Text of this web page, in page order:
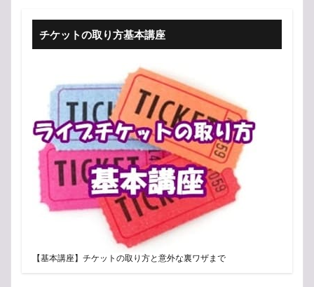
チケットの取り方基本講座
【基本講座】チケットの取り方と意外な裏ワザまで